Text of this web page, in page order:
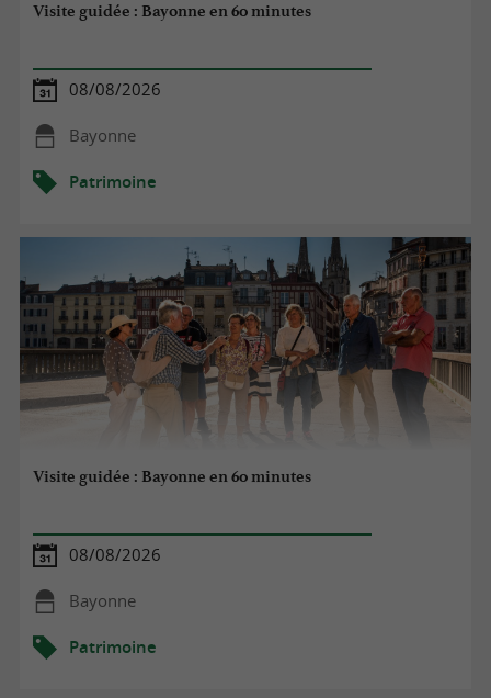
Visite guidée : Bayonne en 60 minutes
08/08/2026
Bayonne
Patrimoine
Visite guidée : Bayonne en 60 minutes
08/08/2026
Bayonne
Patrimoine